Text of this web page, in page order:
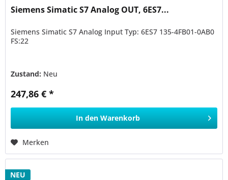
Siemens Simatic S7 Analog OUT, 6ES7...
Siemens Simatic S7 Analog Input Typ: 6ES7 135-4FB01-0AB0
FS:22
Zustand: Neu
247,86 € *
In den Warenkorb
Merken
NEU